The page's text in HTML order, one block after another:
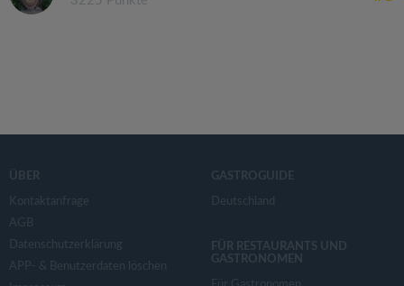
ÜBER
Kontaktanfrage
AGB
Datenschutzerklärung
APP- & Benutzerdaten löschen
GASTROGUIDE
Deutschland
FÜR RESTAURANTS UND
GASTRONOMEN